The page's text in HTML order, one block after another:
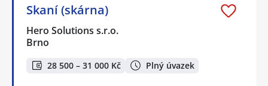
Skaní (skárna)
Hero Solutions s.r.o.
Brno
28 500 – 31 000 Kč Plný úvazek